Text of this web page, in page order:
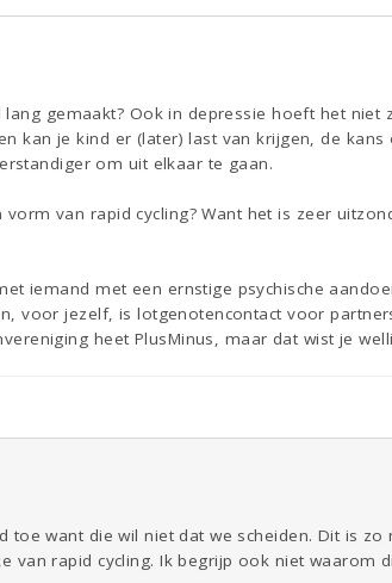
gemaakt? Ook in depressie hoeft het niet
kan je kind er (later) last van krijgen, de
om uit elkaar te gaan.
van rapid cycling? Want het is zeer
iemand met een ernstige psychische
voor jezelf, is lotgenotencontact voor
heet PlusMinus, maar dat wist je
toe want die wil niet dat we scheiden. Dit is
van rapid cycling. Ik begrijp ook niet waarom